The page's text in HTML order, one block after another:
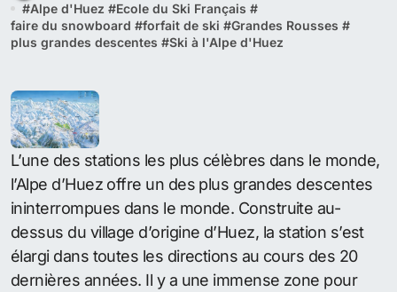
#Alpe d'Huez #Ecole du Ski Français #
faire du snowboard #forfait de ski #Grandes Rousses #
plus grandes descentes #Ski à l'Alpe d'Huez
L’une des stations les plus célèbres dans le monde,
l’Alpe d’Huez offre un des plus grandes descentes
ininterrompues dans le monde. Construite au-
dessus du village d’origine d’Huez, la station s’est
élargi dans toutes les directions au cours des 20
dernières années. Il y a une immense zone pour